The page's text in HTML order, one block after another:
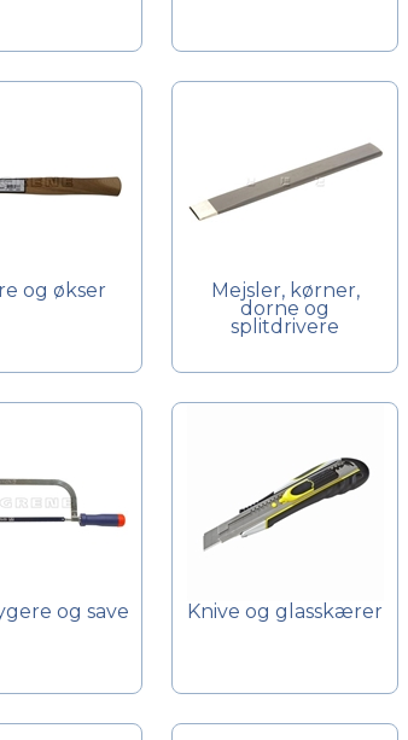
og økser Mejsler, kørner,
dorne og
splitdrivere
og save Knive og glasskærer